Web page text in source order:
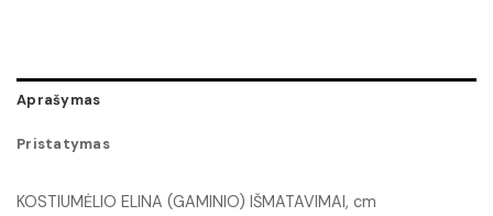
Aprašymas
Pristatymas
KOSTIUMĖLIO ELINA (GAMINIO) IŠMATAVIMAI, cm